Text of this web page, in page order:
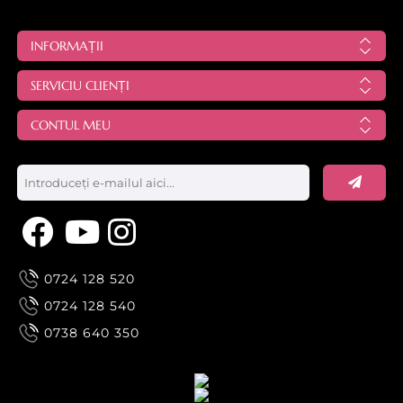
optimizarea
rezultatelor
procedurilor
respective și în
asigurarea confortului
pacienților.
INFORMAȚII
SERVICIU CLIENȚI
CONTUL MEU
0724 128 520
0724 128 540
0738 640 350